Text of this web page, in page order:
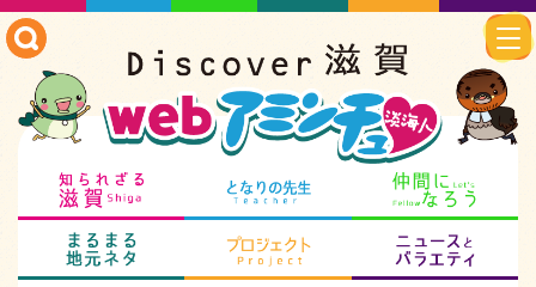
知られざる滋賀 となりの先生
まるまる地元ネタ プロジェクト